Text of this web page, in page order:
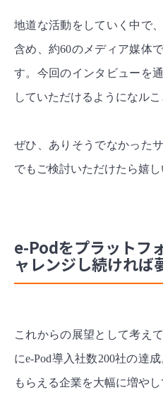
地道な活動をしていく中で
含め、約60のメディア媒体
す。 今回のインタビューを
していただけるようになルこ
ぜひ、ありそうでなかった
でもご検討いただけたら嬉し
e-Podをプラットフ
ャレンジし続ければ
これからの展望として考え
にe-Pod導入社数200社の達
もらえる企業を大幅に増や